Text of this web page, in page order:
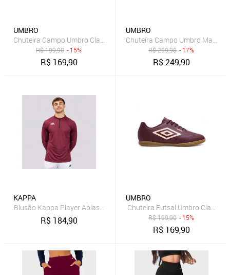
UMBRO
Chuteira Campo Umbro Class Footballer Masculina Bordô
R$199,90 - 15%
R$ 169,90
UMBRO
Chuteira Campo Umbro Master
R$299,90 - 17%
R$249,90
KAPPA
Blusão Kappa Player Ablas Pro Seven Bordô
R$ 184,90
UMBRO
Chuteira Futsal Umbro Class
R$199,90 - 15%
R$ 169,90